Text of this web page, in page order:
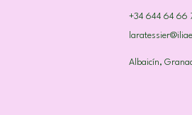
+34 644 64 66
Albaicín,